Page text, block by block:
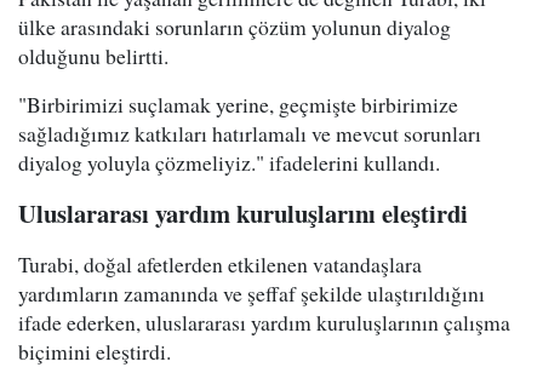
ülke arasındaki sorunların çözüm yolunun diyalog
olduğunu belirtti.
"Birbirimizi suçlamak yerine, geçmişte birbirimize
sağladığımız katkıları hatırlamalı ve mevcut sorunları
diyalog yoluyla çözmeliyiz." ifadelerini kullandı.
Uluslararası yardım kuruluşlarını eleştirdi
Turabi, doğal afetlerden etkilenen vatandaşlara
yardımların zamanında ve şeffaf şekilde ulaştırıldığını
ifade ederken, uluslararası yardım kuruluşlarının çalışma
biçimini eleştirdi.